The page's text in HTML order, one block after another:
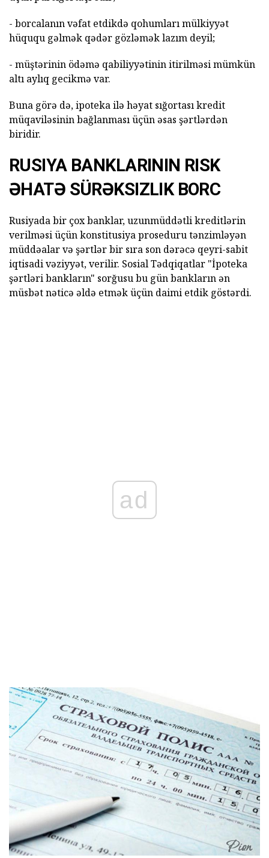
- borcalanın vəfat etdikdə qohumları mülkiyyət
hüququ gəlmək qədər gözləmək lazım deyil;
- müştərinin ödəmə qabiliyyətinin itirilməsi mümkün
altı aylıq gecikmə var.
Buna görə də, ipoteka ilə həyat sığortası kredit
müqaviləsinin bağlanması üçün əsas şərtlərdən
biridir.
RUSIYA BANKLARININ RISK
ƏHATƏ SÜRƏKSIZLIK BORC
Rusiyada bir çox banklar, uzunmüddətli kreditlərin
verilməsi üçün konstitusiya proseduru tənzimləyən
müddəalar və şərtlər bir sıra son dərəcə qeyri-sabit
iqtisadi vəziyyət, verilir. Sosial Tədqiqatlar "İpoteka
şərtləri bankların" sorğusu bu gün bankların ən
müsbət nəticə əldə etmək üçün daimi etdik göstərdi.
ad